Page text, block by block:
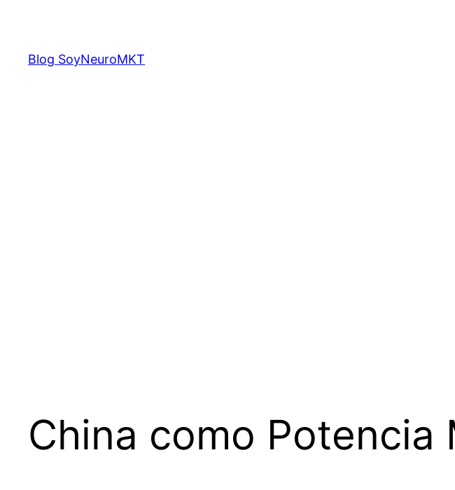
contenido
Blog SoyNeuroMKT
China como Potencia